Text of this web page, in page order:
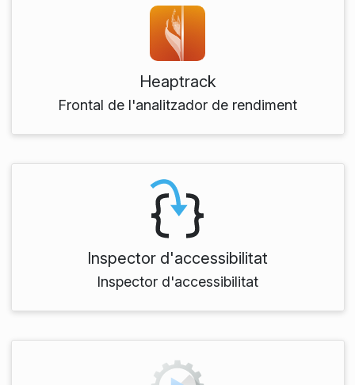
Heaptrack
Frontal de l'analitzador de rendiment
Inspector d'accessibilitat
Inspector d'accessibilitat